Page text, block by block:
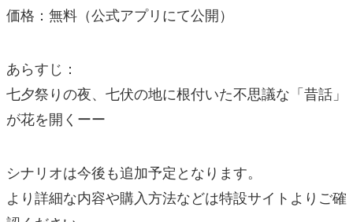
価格：無料（公式アプリにて公開）
あらすじ：
七夕祭りの夜、七伏の地に根付いた不思議な「昔話」
が花を開くーー
シナリオは今後も追加予定となります。
より詳細な内容や購入方法などは特設サイトよりご確